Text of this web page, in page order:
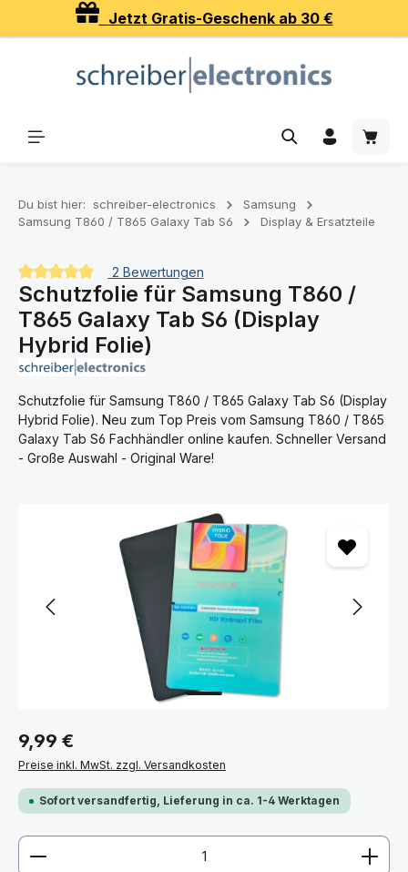
Zum Hauptinhalt springenJetzt Gratis-Geschenk ab 30 €
Du bist hier: schreiber-electronics
Samsung
Samsung T860 / T865 Galaxy Tab S6
Display & Ersatzteile
Durchschnittliche Bewertung von 5 von 5 Sternen
2 Bewertungen
Schutzfolie für Samsung T860 /
T865 Galaxy Tab S6 (Display
Hybrid Folie)
Schutzfolie für Samsung T860 / T865 Galaxy Tab S6 (Display
Hybrid Folie). Neu zum Top Preis vom Samsung T860 / T865
Galaxy Tab S6 Fachhändler online kaufen. Schneller Versand
- Große Auswahl - Original Ware!
9,99 €
Preise inkl. MwSt. zzgl. Versandkosten
Sofort versandfertig, Lieferung in ca. 1-4 Werktagen
Produkt Anzahl: Gib den gewünschten Wert ein